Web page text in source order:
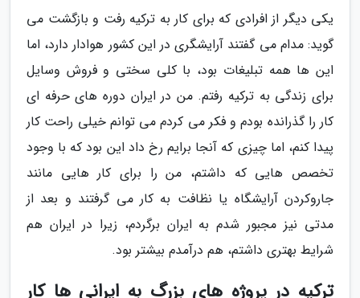
یکی دیگر از افرادی که برای کار به ترکیه رفت و بازگشت می
گوید: مدام می گفتند آرایشگری در این کشور هوادار دارد، اما
این ها همه تبلیغات بود، با کلی سختی و فروش وسایل
برای زندگی به ترکیه رفتم. من در ایران دوره های حرفه ای
کار را گذرانده بودم و فکر می کردم می توانم خیلی راحت کار
پیدا کنم، اما چیزی که آنجا برایم رخ داد این بود که با وجود
تخصص هایی که داشتم، من را برای کار هایی مانند
جاروکردن آرایشگاه یا نظافت به کار می گرفتند و بعد از
مدتی نیز مجبور شدم به ایران برگردم، زیرا در ایران هم
شرایط بهتری داشتم، هم درآمدم بیشتر بود.
ترکیه در پروژه های بزرگ به ایرانی ها کار